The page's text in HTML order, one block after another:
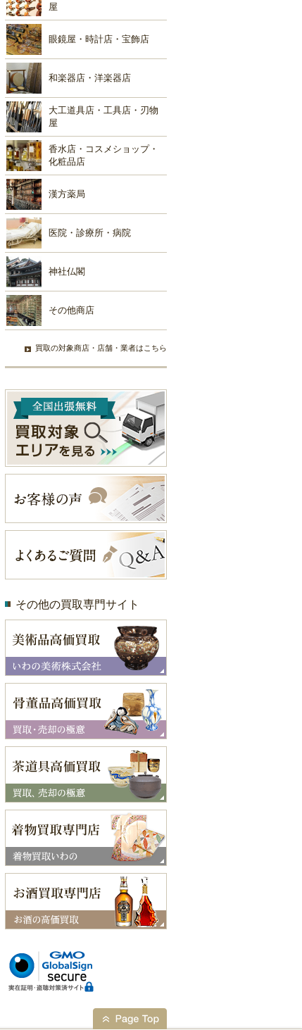
屋
眼鏡屋・時計店・宝飾店
和楽器店・洋楽器店
大工道具店・工具店・刃物
屋
香水店・コスメショップ・
化粧品店
漢方薬局
医院・診療所・病院
神社仏閣
その他商店
買取の対象商店・店舗・業者はこちら
その他の買取専門サイト